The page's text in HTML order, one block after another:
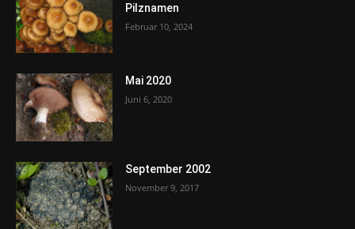
Pilznamen
Februar 10, 2024
Mai 2020
Juni 6, 2020
September 2002
November 9, 2017